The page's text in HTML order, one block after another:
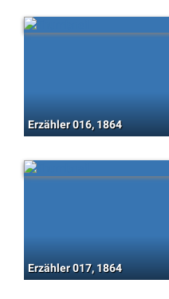
Erzähler 016, 1864
Erzähler 017, 1864